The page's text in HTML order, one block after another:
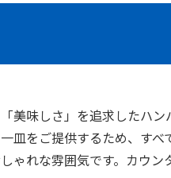
美味しさ」を追求したハン
皿をご提供するため、すべ
ゃれな雰囲気です。カウ